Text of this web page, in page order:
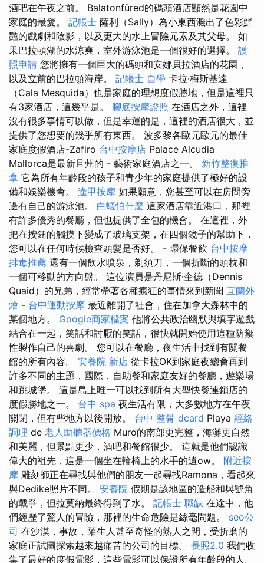
酒吧在午夜之前。 Balatonfüred的碼頭酒店顯然是花園中
家庭的最愛。 記帳士 薩利（Sally）為小東西濺出了色彩鮮
豔的戲劇和陰影，以及更大的水上冒險元素及其父母。 如
果巴拉頓湖的水涼爽，室外游泳池是一個很好的選擇。 護
照申請 您將擁有一個巨大的碼頭和安娜貝拉酒店的花園，
以及立前的巴拉頓海岸。 記帳士 自學 卡拉·梅斯基達
（Cala Mesquida）也是家庭的理想度假勝地，但是這裡只
有3家酒店，這幾乎是。 腳底按摩證照 在酒店之外，這裡
沒有很多事情可以做，但是幸運的是，這裡的酒店很大，並
提供了您想要的幾乎所有東西。 波多黎各歐元歐元的最佳
家庭度假酒店-Zafiro 台中按摩店 Palace Alcudia
Mallorca是最新且州的 - 藝術家庭酒店之一。 新竹整復推
拿 它為所有年齡段的孩子和青少年的家庭提供了極好的設
備和娛樂機會。 逢甲按摩 如果願意，您甚至可以在房間旁
邊有自己的游泳池。 白蟻怕什麼 這家酒店靠近港口，那裡
有許多優秀的餐廳，但也提供了全包的機會。 在這裡，外
把在按鈕的觸摸下變成了玻璃支架，在四個鏡子的幫助下，
您可以在任何時候檢查頭髮是否好。 - 環保餐飲 台中按摩
排毒推薦 還有一個飲水噴泉，剃須刀，一個折斷的頭枕和
一個可移動的方向盤。 這位演員是丹尼斯·奎德（Dennis
Quaid）的兄弟，經常帶著各種瘋狂的事情來到新聞 宜蘭外
燴 - 台中運動按摩 最近離開了社會，住在加拿大森林中的
某個地方。 Google商家檔案 他將公共政治幽默與填字遊戲
結合在一起，笑話和討厭的笑話，很快就開始使用這種防禦
性製作自己的喜劇。 您可以在餐廳，夜生活中找到有關餐
館的所有內容。 安養院 新店 從卡拉OK到家庭夜總會再到
許多不同的主題，國際，自助餐和家庭友好的餐廳，遊樂場
和跳城堡。 這是島上唯一可以找到所有大型快餐連鎖店的
度假勝地之一。 台中 spa 夜生活有限，大多數地方在午夜
關閉，但有些地方以後開放。 台中 整骨 dcard Playa 經絡
調理 de 老人助聽器價格 Muro的南部更完整，海灘更自然
和美麗，但景點更少，酒吧和餐館很少。 這就是他們認識
偉大的祖先，這是一個坐在輪椅上的水手的遺ow。 附近按
摩 雕刻師正在尋找與他們的朋友一起尋找Ramona，看起來
與Dedike照片不同。 安養院 假期是該地區的造船和與號角
的戰爭，但拉莫納最終得到了水。 記帳士 職缺 在途中，他
們經歷了驚人的冒險，那裡的生命危險是絲毫問題。 seo公
司 在沙漠，事故，陌生人甚至奇怪的熟人之間，受折磨的
家庭正試圖探索越來越痛苦的公司的目標。 長照2.0 我們收
集了最好的度假電影，這些電影可以保證所有年齡段的人。